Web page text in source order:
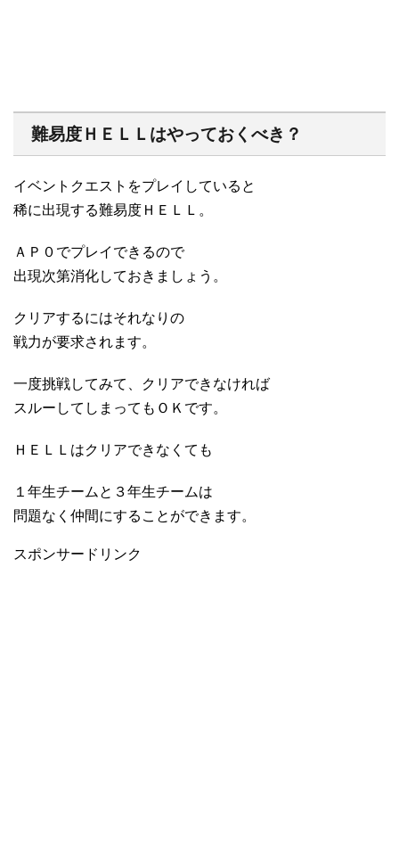
難易度ＨＥＬＬはやっておくべき？
イベントクエストをプレイしていると
稀に出現する難易度ＨＥＬＬ。
ＡＰ０でプレイできるので
出現次第消化しておきましょう。
クリアするにはそれなりの
戦力が要求されます。
一度挑戦してみて、クリアできなければ
スルーしてしまってもＯＫです。
ＨＥＬＬはクリアできなくても
１年生チームと３年生チームは
問題なく仲間にすることができます。
スポンサードリンク